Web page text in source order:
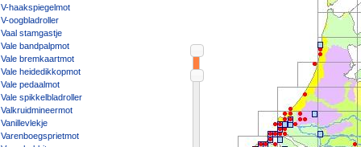
V-haakspiegelmot
V-oogbladroller
Vaal stamgastje
Vale bandpalpmot
Vale bremkaartmot
Vale heidedikkopmot
Vale pedaalmot
Vale spikkelbladroller
Valkruidmineermot
Vanillevlekje
Varenboegsprietmot